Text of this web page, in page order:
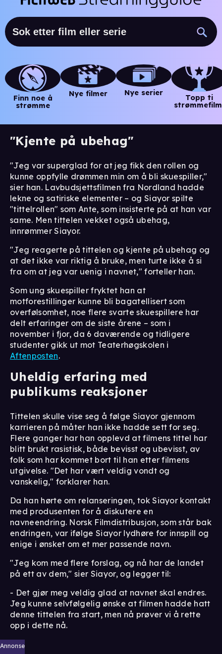
Finn noe å
strømme
Nye filmer Nye serier
Topp ti
"Kjente på ubehag"
"Jeg var superglad for at jeg fikk den rollen og
kunne oppfylle drømmen min om å bli skuespiller,"
sier han. Lavbudsjettsfilmen fra Nordland hadde
lekne og satiriske elementer – og Siayor spilte
"tittelrollen" som Ante, som insisterte på at han var
same. Men tittelen vekket også ubehag,
innrømmer Siayor.
"Jeg reagerte på tittelen og kjente på ubehag og
at det ikke var riktig å bruke, men turte ikke å si
fra om at jeg var uenig i navnet," forteller han.
Som ung skuespiller fryktet han at
motforestillinger kunne bli bagatellisert som
overfølsomhet, noe flere svarte skuespillere har
delt erfaringer om de siste årene – som i
november i fjor, da 6 daværende og tidligere
studenter gikk ut mot Teaterhøgskolen i
Aftenposten.
Uheldig erfaring med
publikums reaksjoner
Tittelen skulle vise seg å følge Siayor gjennom
karrieren på måter han ikke hadde sett for seg.
Flere ganger har han opplevd at filmens tittel har
blitt brukt rasistisk, både bevisst og ubevisst, av
folk som har kommet bort til han etter filmens
utgivelse. "Det har vært veldig vondt og
vanskelig," forklarer han.
Da han hørte om relanseringen, tok Siayor kontakt
med produsenten for å diskutere en
navneendring. Norsk Filmdistribusjon, som står bak
endringen, var ifølge Siayor lydhøre for innspill og
enige i ønsket om et mer passende navn.
"Jeg kom med flere forslag, og nå har de landet
på ett av dem," sier Siayor, og legger til:
- Det gjør meg veldig glad at navnet skal endres.
Jeg kunne selvfølgelig ønske at filmen hadde hatt
denne tittelen fra start, men nå prøver vi å rette
opp i dette nå.
Annonse